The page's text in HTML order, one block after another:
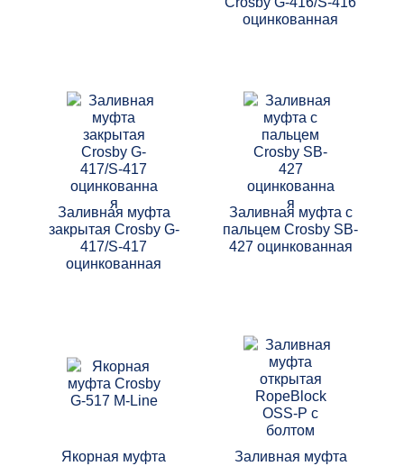
оцинкованная
Заливная муфта
закрытая Crosby G-
417/S-417
оцинкованная
Заливная муфта с
пальцем Crosby SB-
427 оцинкованная
Якорная муфта
Заливная муфта